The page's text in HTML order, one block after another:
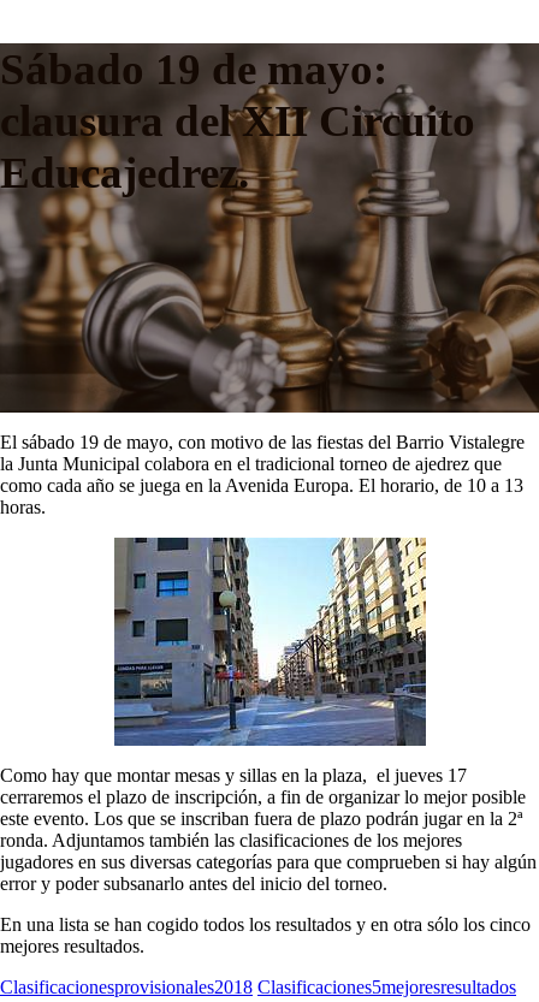
Sábado 19 de mayo:
clausura del XII Circuito
Educajedrez.
El sábado 19 de mayo, con motivo de las fiestas del Barrio Vistalegre
la Junta Municipal colabora en el tradicional torneo de ajedrez que
como cada año se juega en la Avenida Europa. El horario, de 10 a 13
horas.
Como hay que montar mesas y sillas en la plaza, el jueves 17
cerraremos el plazo de inscripción, a fin de organizar lo mejor posible
este evento. Los que se inscriban fuera de plazo podrán jugar en la 2ª
ronda. Adjuntamos también las clasificaciones de los mejores
jugadores en sus diversas categorías para que comprueben si hay algún
error y poder subsanarlo antes del inicio del torneo.
En una lista se han cogido todos los resultados y en otra sólo los cinco
mejores resultados.
Clasificacionesprovisionales2018 Clasificaciones5mejoresresultados